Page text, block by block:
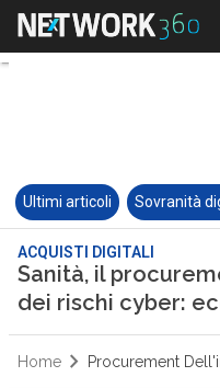
Ultimi articoli Sovranità
ACQUISTI DIGITALI
Sanità, il
dei rischi cyber:
Home Procurement